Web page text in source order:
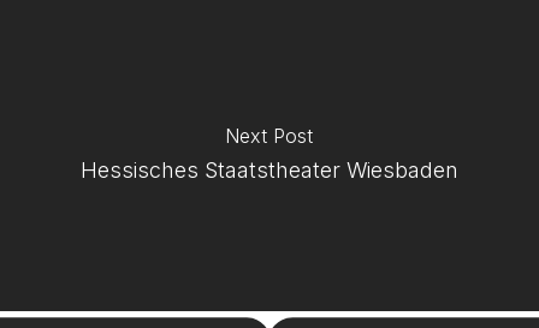
Next Post
Hessisches Staatstheater Wiesbaden